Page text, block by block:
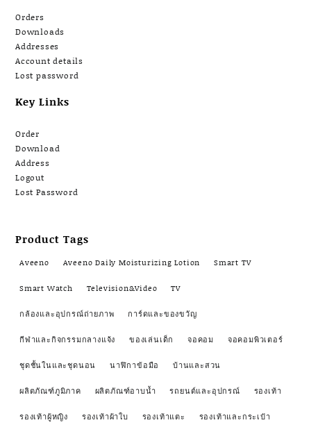
Orders
Downloads
Addresses
Account details
Lost password
Key Links
Order
Download
Address
Logout
Lost Password
Product Tags
Aveeno Aveeno Daily Moisturizing Lotion Smart TV
Smart Watch Television&Video TV
กล้องและอุปกรณ์ถ่ายภาพ การ์ดและของขวัญ
กีฬาและกิจกรรมกลางแจ้ง ของเล่นเด็ก จอคอม จอคอมพิวเตอร์
ชุดชั้นในและชุดนอน นาฬิกาข้อมือ บ้านและสวน
ผลิตภัณฑ์ภูมิภาค ผลิตภัณฑ์อาบน้ำ รถยนต์และอุปกรณ์ รองเท้า
รองเท้าผู้หญิง รองเท้าผ้าใบ รองเท้าแตะ รองเท้าและกระเป๋า